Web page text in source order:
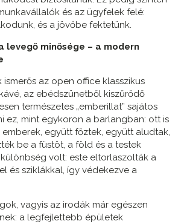
és az ügyfelek felé:
és a jövőbe fektetünk.
levegő minősége – a modern
ismerős az open office klasszikus
az ebédszünetből kiszűrődő
természetes „emberillat” sajátos
ez, mint egykoron a barlangban: ott is
együtt főztek, együtt aludtak,
be a füstöt, a föld és a testek
volt: este eltorlaszolták a
és sziklákkal, így védekezve a
vagyis az irodák már egészen
a legfejlettebb épületek